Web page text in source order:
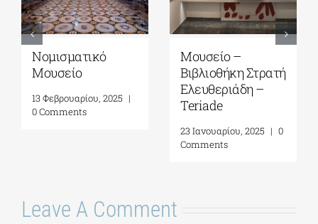
Νομισματικό
Μουσείο
13 Φεβρουαρίου, 2025 |
0 Comments
Μουσείο –
Βιβλιοθήκη Στρατή
Ελευθεριάδη –
Teriade
23 Ιανουαρίου, 2025 | 0
Comments
Leave A Comment